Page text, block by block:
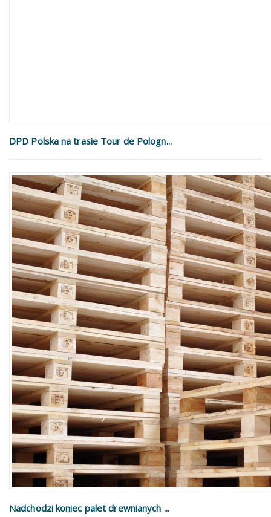
DPD Polska na trasie Tour de Pologn...
Nadchodzi koniec palet drewnianych ...